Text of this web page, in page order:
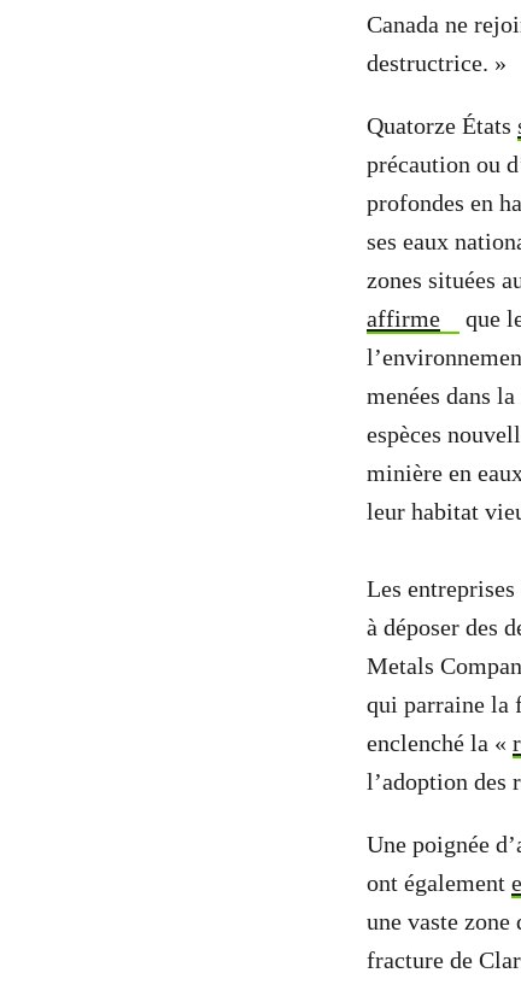
Canada ne
destructrice. »
Quatorze États
précaution ou
profondes en
ses eaux
zones situées
affirme
que
menées dans
espèces
minière en
leur habitat
Les
à déposer des
Metals
qui parraine la
enclenché la «
l’adoption des
Une poignée
ont également
une vaste
fracture de